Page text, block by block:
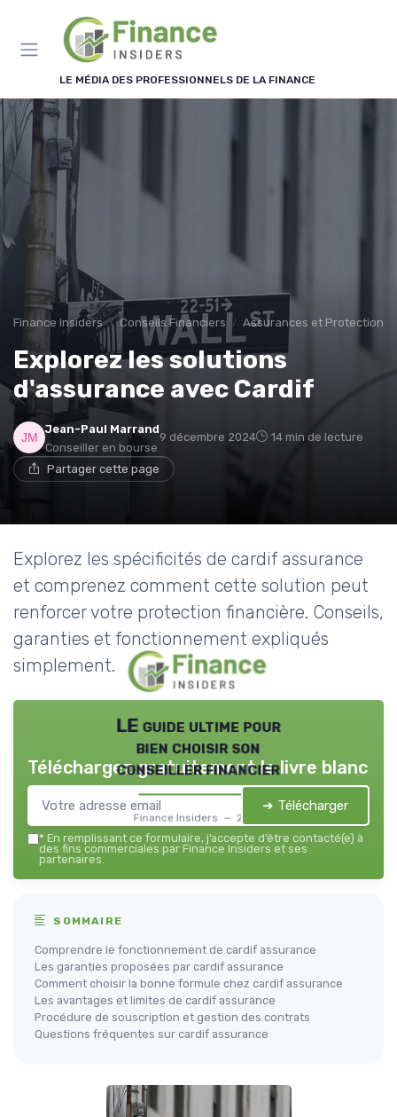
LE MÉDIA DES PROFESSIONNELS DE LA FINANCE
Finance Insiders Conseils Financiers Assurances et Protections
Explorez les solutions
d'assurance avec Cardif
Jean-Paul Marrand
Conseiller en bourse
9 décembre 2024 14 min de lecture
Partager cette page
Explorez les spécificités de cardif assurance
et comprenez comment cette solution peut
renforcer votre protection financière. Conseils,
garanties et fonctionnement expliqués
simplement.
LE guide ultime pour
bien choisir son
conseiller financier
Finance Insiders — 2026
Téléchargez gratuitement le livre blanc
➔ Télécharger
* En remplissant ce formulaire, j’accepte d’être contacté(e) à
des fins commerciales par Finance Insiders et ses
partenaires.
SOMMAIRE
Comprendre le fonctionnement de cardif assurance
Les garanties proposées par cardif assurance
Comment choisir la bonne formule chez cardif assurance
Les avantages et limites de cardif assurance
Procédure de souscription et gestion des contrats
Questions fréquentes sur cardif assurance